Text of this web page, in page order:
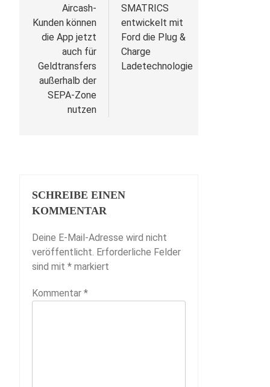
Aircash-
Kunden können
die App jetzt
auch für
Geldtransfers
außerhalb der
SEPA-Zone
nutzen
SMATRICS
entwickelt mit
Ford die Plug &
Charge
Ladetechnologie
SCHREIBE EINEN
KOMMENTAR
Deine E-Mail-Adresse wird nicht
veröffentlicht. Erforderliche Felder
sind mit * markiert
Kommentar *